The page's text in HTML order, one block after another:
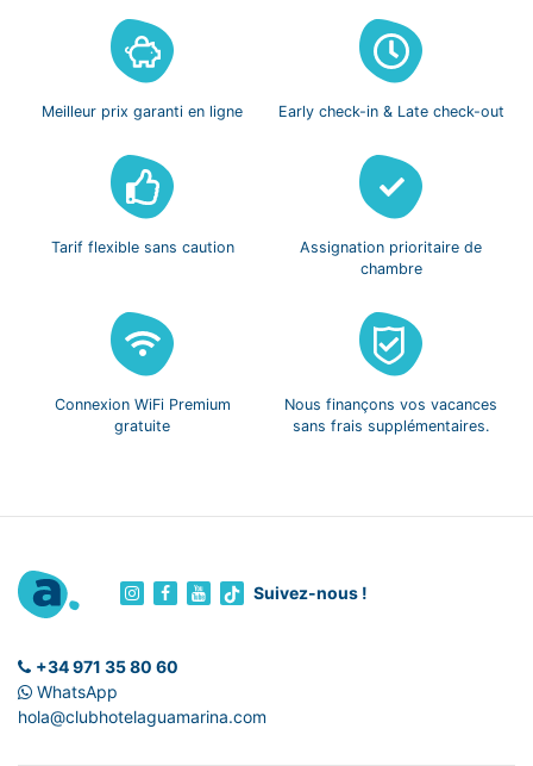
Meilleur prix garanti en ligne Early check-in & Late check-out
Tarif flexible sans caution Assignation prioritaire de
chambre
Connexion WiFi Premium
gratuite
Nous finançons vos vacances
sans frais supplémentaires.
Suivez-nous !
+34 971 35 80 60
WhatsApp
hola@clubhotelaguamarina.com